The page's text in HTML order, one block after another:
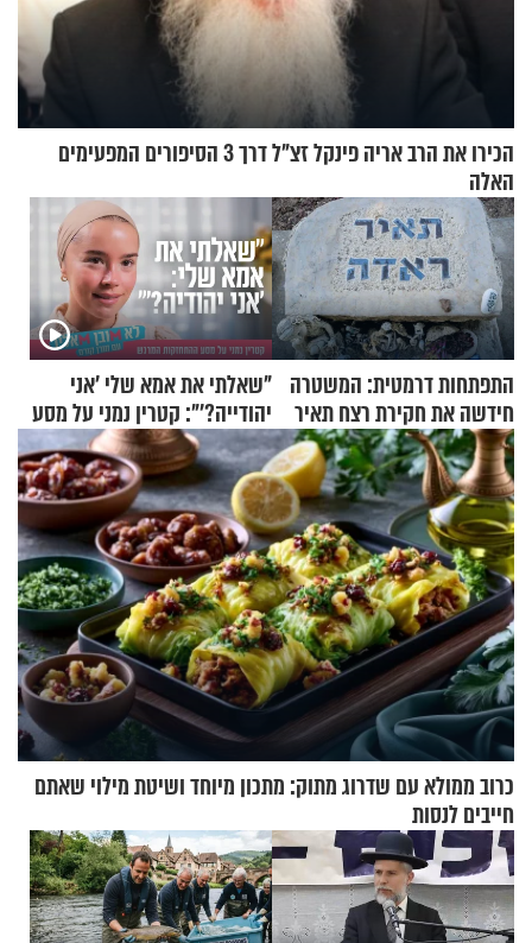
הכירו את הרב אריה פינקל זצ"ל דרך 3 הסיפורים המפעימים
האלה
התפתחות דרמטית: המשטרה
חידשה את חקירת רצח תאיר
ראדה
"שאלתי את אמא שלי 'אני
יהודייה?'": קטרין נמני על מסע
ההתחזקות המרגש
כרוב ממולא עם שדרוג מתוק: מתכון מיוחד ושיטת מילוי שאתם
חייבים לנסות